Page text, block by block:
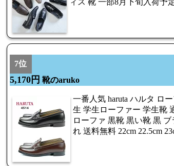
ィス 靴 一部8月下旬入荷予
7位
5,170円 靴のaruko
一番人気 haruta ハルタ ロ
生 学生ローファー 学生靴
ローファ 黒靴 黒い靴 黒
れ 送料無料 22cm 22.5cm